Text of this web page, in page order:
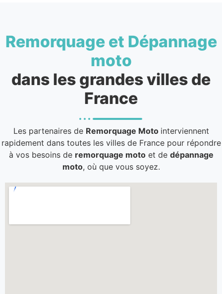
Remorquage et Dépannage
moto
dans les grandes villes de
France
Les partenaires de Remorquage Moto interviennent
rapidement dans toutes les villes de France pour répondre
à vos besoins de remorquage motoet de dépannage
moto, où que vous soyez.